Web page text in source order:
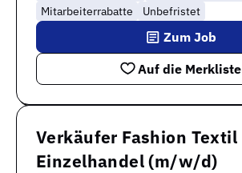
Mitarbeiterrabatte
Unbefristet
Auf die Merkliste
Zum Job
Verkäufer Fashion Textil
Einzelhandel (m/w/d)